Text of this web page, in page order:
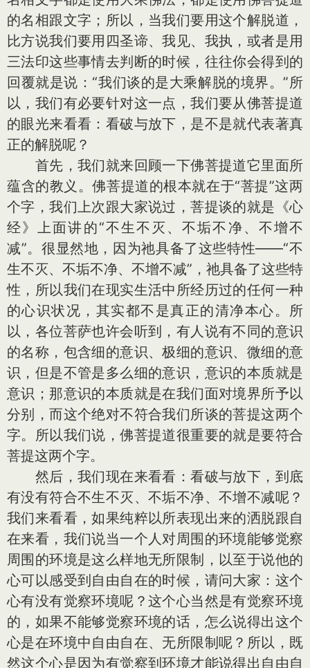
的名相跟文字；所以，当我们要用这个解脱道，
比方说我们要用四圣谛、我见、我执，或者是用
三法印这些事情去判断的时候，往往你会得到的
回覆就是说：“我们谈的是大乘解脱的境界。”所
以，我们有必要针对这一点，我们要从佛菩提道
的眼光来看看：看破与放下，是不是就代表著真
正的解脱呢？
首先，我们就来回顾一下佛菩提道它里面所
蕴含的教义。佛菩提道的根本就在于“菩提”这两
个字，我们上次跟大家说过，菩提谈的就是《心
经》上面讲的“不生不灭、不垢不净、不增不
减”。很显然地，因为祂具备了这些特性——“不
生不灭、不垢不净、不增不减”，祂具备了这些特
性，所以我们在现实生活中所经历过的任何一种
的心识状况，其实都不是真正的清净本心。所
以，各位菩萨也许会听到，有人说有不同的意识
的名称，包含细的意识、极细的意识、微细的意
识，但是不管是多么细的意识，意识的本质就是
意识；那意识的本质就是在我们面对境界所予以
分别，而这个绝对不符合我们所谈的菩提这两个
字。所以我们说，佛菩提道很重要的就是要符合
菩提这两个字。
然后，我们现在来看看：看破与放下，到底
有没有符合不生不灭、不垢不净、不增不减呢？
我们来看看，如果纯粹以所表现出来的洒脱跟自
在来看，我们说当一个人对周围的环境能够觉察
周围的环境是这么样地无所限制，以至于说他的
心可以感受到自由自在的时候，请问大家：这个
心有没有觉察环境呢？这个心当然是有觉察环境
的，如果不能够觉察环境的话，怎么说得出这个
心是在环境中自由自在、无所限制呢？所以，既
然这个心是因为有觉察到环境才能说得出自由自